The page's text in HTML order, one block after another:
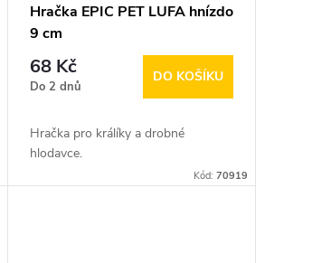
Hračka EPIC PET LUFA hnízdo
9 cm
68 Kč
Do 2 dnů
DO KOŠÍKU
Hračka pro králíky a drobné
hlodavce.
Kód: 70919